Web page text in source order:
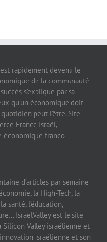
rapidement devenu le
de la communauté
s’explique par sa
qu’un économique doit
quotidien peut l’être. Site
France Israël,
économique franco-
d’articles par semaine
la High-Tech, la
santé, l’éducation,
IsraelValley est le site
Silicon Valley israélienne et
israélienne et son